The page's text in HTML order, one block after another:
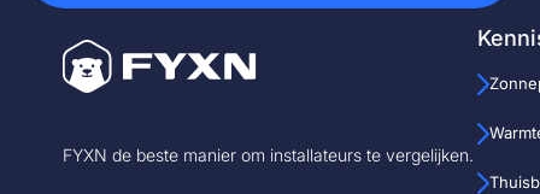
FYXN de beste manier om installateurs te vergelijken.